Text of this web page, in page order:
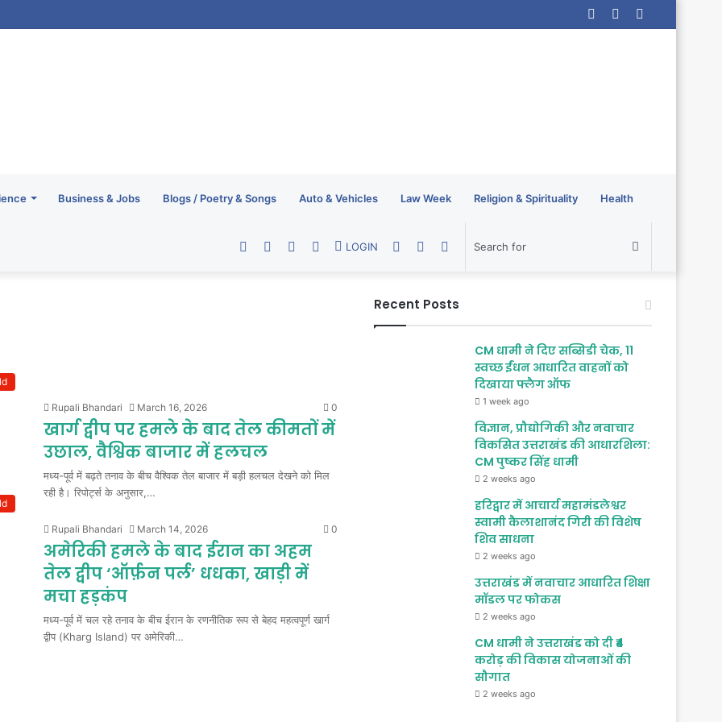
Random
Log
Business & Jobs Blogs / Poetry & Songs Auto & Vehicles Law Week Religion & Spirituality Health
Switch
Sidebar
Random
LOGIN
RSS
YouTube
Twitter
Facebook
Rupali Bhandari March 16, 2026 0
खार्ग द्वीप पर हमले के बाद तेल कीमतों में
उछाल, वैश्विक बाजार में हलचल
मध्य-पूर्व में बढ़ते तनाव के बीच वैश्विक तेल बाजार में बड़ी हलचल देखने को मिल
रही है। रिपोर्ट्स के अनुसार,…
Rupali Bhandari March 14, 2026 0
अमेरिकी हमले के बाद ईरान का अहम
तेल द्वीप ‘ऑर्फ़न पर्ल’ धधका, खाड़ी में
मचा हड़कंप
मध्य-पूर्व में चल रहे तनाव के बीच ईरान के रणनीतिक रूप से बेहद महत्वपूर्ण खार्ग
द्वीप (Kharg Island) पर अमेरिकी…
Recent Posts
CM धामी ने दिए सब्सिडी चेक, 11
स्वच्छ ईंधन आधारित वाहनों को
दिखाया फ्लैग ऑफ
1 week ago
विज्ञान, प्रौद्योगिकी और नवाचार
विकसित उत्तराखंड की आधारशिला:
CM पुष्कर सिंह धामी
2 weeks ago
हरिद्वार में आचार्य महामंडलेश्वर
स्वामी कैलाशानंद गिरी की विशेष
शिव साधना
2 weeks ago
उत्तराखंड में नवाचार आधारित शिक्षा
मॉडल पर फोकस
2 weeks ago
CM धामी ने उत्तराखंड को दी ₹4
करोड़ की विकास योजनाओं की
सौगात
2 weeks ago